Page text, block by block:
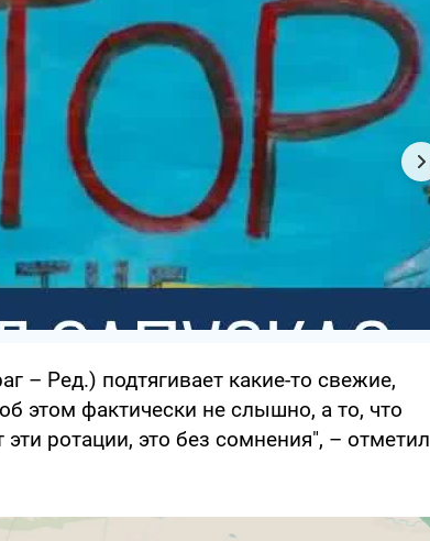
– Ред.) подтягивает какие-то свежие,
этом фактически не слышно, а то, что
ротации, это без сомнения", – отметил